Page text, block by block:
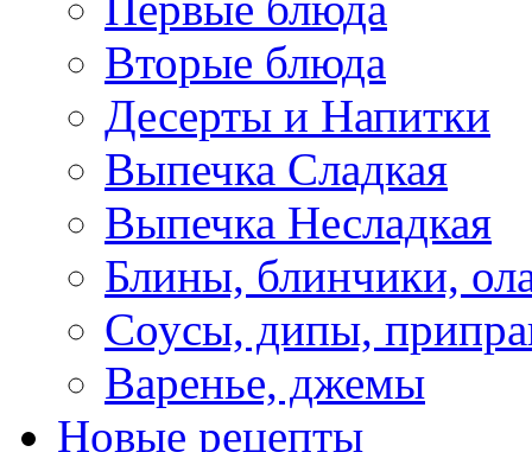
Вторые блюда
Десерты и Напитки
Выпечка Сладкая
Выпечка Несладкая
Блины, блинчики,
Соусы, дипы,
Варенье, джемы
Новые рецепты